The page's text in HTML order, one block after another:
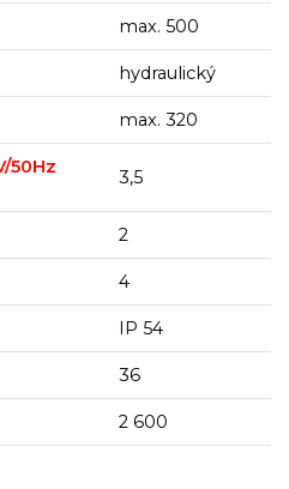
max. 500
hydraulický
max. 320
50Hz
3,5
2
4
IP 54
36
2 600